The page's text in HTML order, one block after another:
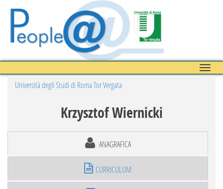
Toggle
Università degli Studi di Roma Tor Vergata
Krzysztof Wiernicki
ANAGRAFICA
CURRICULUM